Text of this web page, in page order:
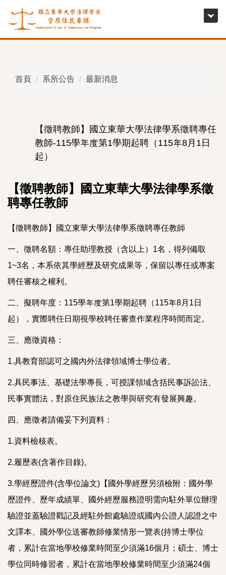
到
首頁 系所公告 最新消息
【徵聘教師】國立東華大學法律學系徵聘專任
教師-115學年度第1學期起聘（115年8月1日
起）
【徵聘教師】國立東華大學法律學系徵
聘專任教師
【徵聘教師】國立東華大學法律學系徵聘專任教師
一、徵聘名額：專任助理教授（含以上）1名，得列備取
1~3名，本系依其學經歷及研究成果等，保留以專任或專案
聘任審核之權利。
二、擬聘年度：115學年度第1學期起聘（115年8月1日
起），實際聘任日期視學校聘任審查作業程序時間而定。
三、應徵資格：
1.具教育部認可之國內外法律領域博士學位者。
2.具民事法、基礎法學專長，可授課領域含括民事訴訟法、
民事實體法，對原住民族法之教學與研究有發展興趣。
四、應徵者請備妥下列資料：
1.資料檢核表。
2.履歷表(含著作目錄)。
3.學經歷證件(含學位論文)【國外學經歷另須檢附：國外學
歷證件、歷年成績單、國外經歷服務證明需向駐外單位辦理
驗證並蓋驗證戳記及經駐外館處驗證或國內公證人認證之中
文譯本、國外學位送審教師修業情形一覽表(持博士學位
者，累計在當地學校修業時間至少須滿16個月；碩士、博士
學位同時修習者，累計在當地學校修業時間至少須滿24個